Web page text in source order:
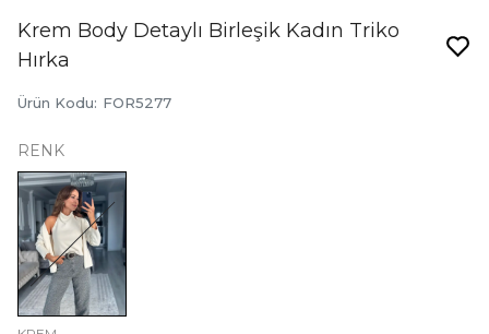
Krem Body Detaylı Birleşik Kadın Triko
Hırka
Ürün Kodu: FOR5277
RENK